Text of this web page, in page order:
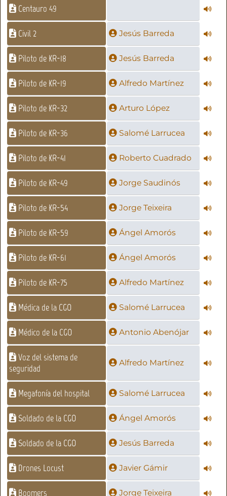
Centauro 49
Civil 2 Jesús Barreda
Piloto de KR-18 Jesús Barreda
Piloto de KR-19 Alfredo Martínez
Piloto de KR-32 Arturo López
Piloto de KR-36 Salomé Larrucea
Piloto de KR-41 Roberto Cuadrado
Piloto de KR-49 Jorge Saudinós
Piloto de KR-54 Jorge Teixeira
Piloto de KR-59 Ángel Amorós
Piloto de KR-61 Ángel Amorós
Piloto de KR-75 Alfredo Martínez
Médica de la CGO Salomé Larrucea
Médico de la CGO Antonio Abenójar
Voz del sistema de
seguridad
Alfredo Martínez
Megafonía del hospital Salomé Larrucea
Soldado de la CGO Ángel Amorós
Soldado de la CGO Jesús Barreda
Drones Locust Javier Gámir
Boomers Jorge Teixeira